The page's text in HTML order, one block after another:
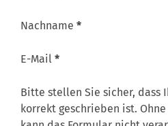
Nachname *
E-Mail *
Bitte stellen Sie sicher, dass
korrekt geschrieben ist.